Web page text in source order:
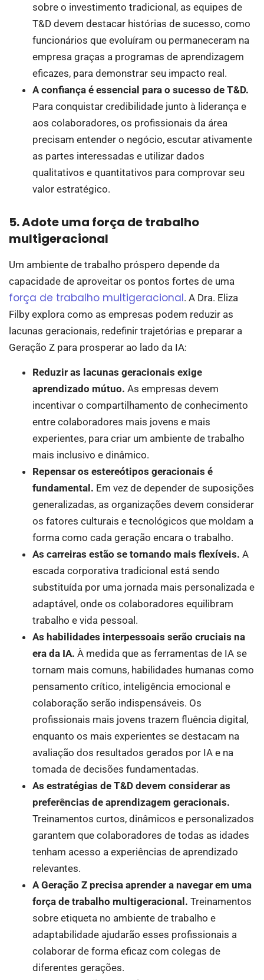
sobre o investimento tradicional, as equipes de
T&D devem destacar histórias de sucesso, como
funcionários que evoluíram ou permaneceram na
empresa graças a programas de aprendizagem
eficazes, para demonstrar seu impacto real.
A confiança é essencial para o sucesso de T&D.
Para conquistar credibilidade junto à liderança e
aos colaboradores, os profissionais da área
precisam entender o negócio, escutar ativamente
as partes interessadas e utilizar dados
qualitativos e quantitativos para comprovar seu
valor estratégico.
5. Adote uma força de trabalho
multigeracional
Um ambiente de trabalho próspero depende da
capacidade de aproveitar os pontos fortes de uma
força de trabalho multigeracional. A Dra. Eliza
Filby explora como as empresas podem reduzir as
lacunas geracionais, redefinir trajetórias e preparar a
Geração Z para prosperar ao lado da IA:
Reduzir as lacunas geracionais exige
aprendizado mútuo. As empresas devem
incentivar o compartilhamento de conhecimento
entre colaboradores mais jovens e mais
experientes, para criar um ambiente de trabalho
mais inclusivo e dinâmico.
Repensar os estereótipos geracionais é
fundamental. Em vez de depender de suposições
generalizadas, as organizações devem considerar
os fatores culturais e tecnológicos que moldam a
forma como cada geração encara o trabalho.
As carreiras estão se tornando mais flexíveis. A
escada corporativa tradicional está sendo
substituída por uma jornada mais personalizada e
adaptável, onde os colaboradores equilibram
trabalho e vida pessoal.
As habilidades interpessoais serão cruciais na
era da IA. À medida que as ferramentas de IA se
tornam mais comuns, habilidades humanas como
pensamento crítico, inteligência emocional e
colaboração serão indispensáveis. Os
profissionais mais jovens trazem fluência digital,
enquanto os mais experientes se destacam na
avaliação dos resultados gerados por IA e na
tomada de decisões fundamentadas.
As estratégias de T&D devem considerar as
preferências de aprendizagem geracionais.
Treinamentos curtos, dinâmicos e personalizados
garantem que colaboradores de todas as idades
tenham acesso a experiências de aprendizado
relevantes.
A Geração Z precisa aprender a navegar em uma
força de trabalho multigeracional. Treinamentos
sobre etiqueta no ambiente de trabalho e
adaptabilidade ajudarão esses profissionais a
colaborar de forma eficaz com colegas de
diferentes gerações.